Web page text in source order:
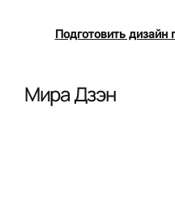
Подготовить
Мира Дзэн